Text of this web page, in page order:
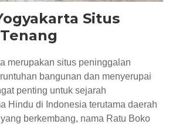
Situs
merupakan situs peninggalan
bangunan dan menyerupai
penting untuk sejarah
Hindu di Indonesia terutama daerah
berkembang, nama Ratu Boko